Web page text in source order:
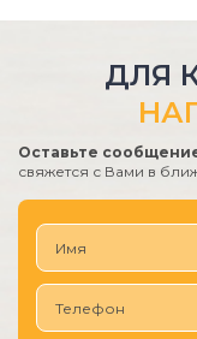
ДЛЯ
Оставьте
свяжется с Вами в